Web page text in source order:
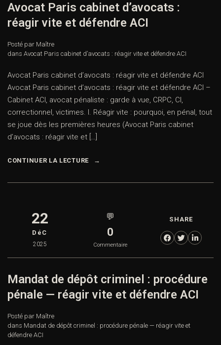
Avocat Paris cabinet d’avocats :
réagir vite et défendre ACI
Posté par Maître
dans Avocat Paris cabinet d’avocats : réagir vite et défendre ACI
Avocat Paris cabinet d’avocats : réagir vite et défendre ACI
Avocat Paris cabinet d’avocats : réagir vite et défendre ACI –
Cabinet ACI, avocat pénaliste : garde à vue, CRPC, CI,
correctionnel, victimes. I. Réagir vite : pourquoi, en pénal, tout
se joue dès les premières heures (Avocat Paris cabinet
d’avocats : réagir vite et […]
CONTINUER LA LECTURE
22
DéC
2025
💬
0
Commentaire
SHARE
Mandat de dépôt criminel : procédure
pénale — réagir vite et défendre ACI
Posté par Maître
dans Mandat de dépôt criminel : procédure pénale — réagir vite et
défendre ACI